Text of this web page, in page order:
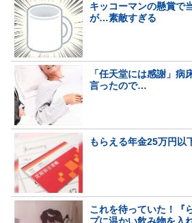
キッコーマンの懸賞で
が…素敵すぎる
「任天堂には感謝」病
言ったので…
もらえる年金25万円以
これを待っていた！『